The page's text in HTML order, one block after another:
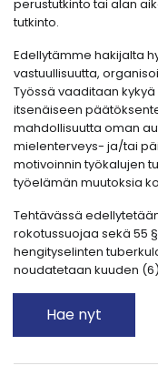
perustutkinto tai alan
tutkinto.
Edellytämme hakijalta
vastuullisuutta,
Työssä vaaditaan
itsenäiseen
mahdollisuutta oman
mielenterveys- ja/tai
motivoinnin työkalujen
työelämän muutoksia
Tehtävässä
rokotussuojaa sekä 55
hengityselinten
noudatetaan kuuden
Hae nyt